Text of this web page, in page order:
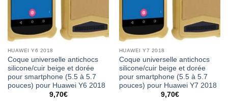
HUAWEI Y6 2018
Coque universelle antichocs
silicone/cuir beige et dorée
pour smartphone (5.5 à 5.7
pouces) pour Huawei Y6 2018
9,70€
HUAWEI Y7 2018
Coque universelle antichocs
silicone/cuir beige et dorée
pour smartphone (5.5 à 5.7
pouces) pour Huawei Y7 2018
9,70€